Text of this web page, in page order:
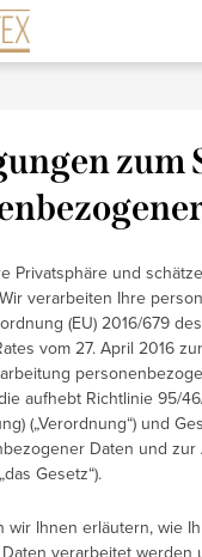
zum
Privatsphäre und
verarbeiten Ihre
(EU) 2016/679
vom 27. April 2016
aufhebt Richtlinie 95/
(„Verordnung“) und
Daten und zur
Gesetz“).
wir Ihnen erläutern, wie
verarbeitet werden